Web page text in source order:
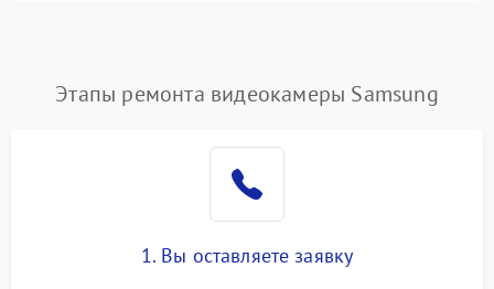
Этапы ремонта видеокамеры Samsung
1. Вы оставляете заявку